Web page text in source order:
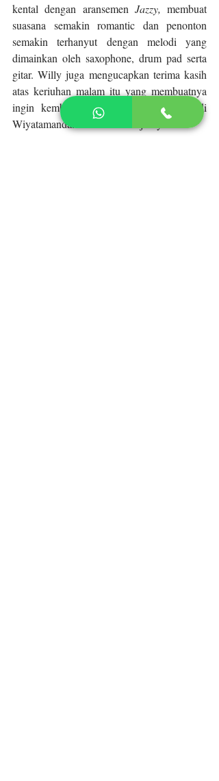
kental dengan aransemen Jazzy, membuat
suasana semakin romantic dan penonton
semakin terhanyut dengan melodi yang
dimainkan oleh saxophone, drum pad serta
gitar. Willy juga mengucapkan terima kasih
atas keriuhan malam itu yang membuatnya
ingin kembali lagi bernyanyi Bersama di
Wiyatamandala Festival selanjutnya.